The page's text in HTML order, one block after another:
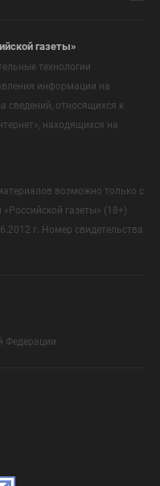
газеты»
технологии
информации на
сведений, относящихся к
находящихся на
возможно только с
газеты» (18+)
г. Номер свидетельства
Федерации